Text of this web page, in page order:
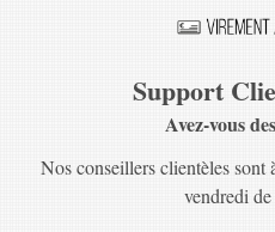
Support
Avez-vous
Nos conseillers clientèles
vendredi